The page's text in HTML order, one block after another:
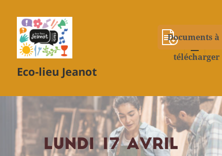
Eco-lieu Jeanot
MENU
Documents à
télécharger